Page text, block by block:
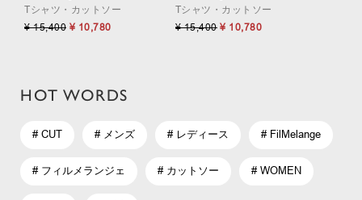
Tシャツ・カットソー
¥ 15,400 ¥ 10,780
Tシャツ・カットソー
¥ 15,400 ¥ 10,780
HOT WORDS
# CUT # メンズ # レディース # FilMelange
# フィルメランジェ # カットソー # WOMEN